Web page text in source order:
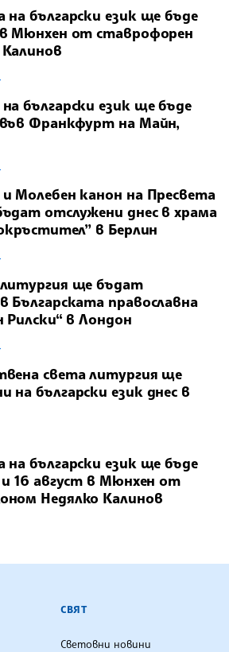
на български език ще бъде
Мюнхен от ставрофорен
български език ще бъде
Франкфурт на Майн,
Молебен канон на Пресвета
отслужени днес в храма
в Берлин
ще бъдат
Българската православна
Рилски“ в Лондон
света литургия ще
на български език днес в
на български език ще бъде
и 16 август в Мюнхен от
Недялко Калинов
АГЕНЦИЯ
СВЯТ
Световни новини